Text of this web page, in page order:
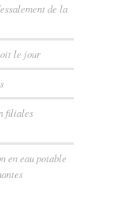
de la
le jour
filiales
en eau potable